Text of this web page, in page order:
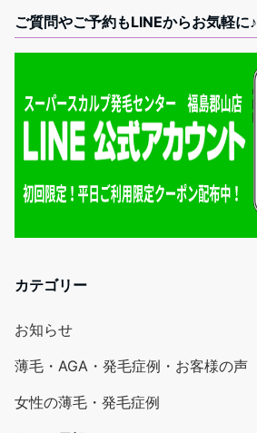
ご質問やご予約もLINEからお気軽に♪
カテゴリー
お知らせ
薄毛・AGA・発毛症例・お客様の声
女性の薄毛・発毛症例